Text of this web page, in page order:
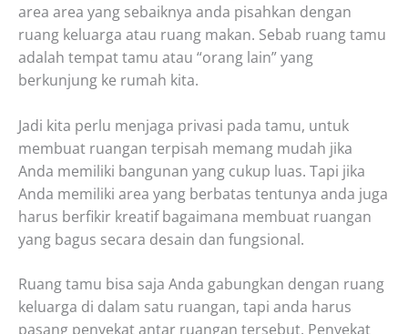
area area yang sebaiknya anda pisahkan dengan
ruang keluarga atau ruang makan. Sebab ruang tamu
adalah tempat tamu atau “orang lain” yang
berkunjung ke rumah kita.
Jadi kita perlu menjaga privasi pada tamu, untuk
membuat ruangan terpisah memang mudah jika
Anda memiliki bangunan yang cukup luas. Tapi jika
Anda memiliki area yang berbatas tentunya anda juga
harus berfikir kreatif bagaimana membuat ruangan
yang bagus secara desain dan fungsional.
Ruang tamu bisa saja Anda gabungkan dengan ruang
keluarga di dalam satu ruangan, tapi anda harus
pasang penyekat antar ruangan tersebut. Penyekat